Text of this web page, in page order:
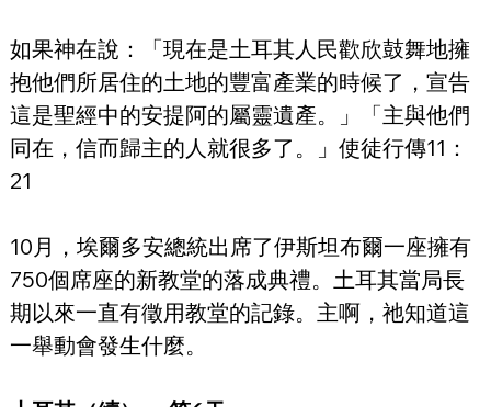
如果神在說：「現在是土耳其人民歡欣鼓舞地擁
抱他們所居住的土地的豐富產業的時候了，宣告
這是聖經中的安提阿的屬靈遺產。」「主與他們
同在，信而歸主的人就很多了。」使徒行傳11：
21
10月，埃爾多安總統出席了伊斯坦布爾一座擁有
750個席座的新教堂的落成典禮。土耳其當局長
期以來一直有徵用教堂的記錄。主啊，祂知道這
一舉動會發生什麼。